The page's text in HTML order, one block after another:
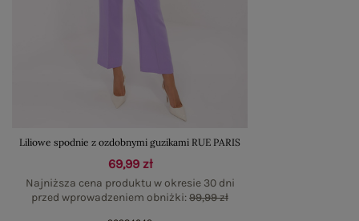
Liliowe spodnie z ozdobnymi guzikami RUE PARIS
69,99 zł
Najniższa cena produktu w okresie 30 dni
przed wprowadzeniem obniżki:99,99 zł